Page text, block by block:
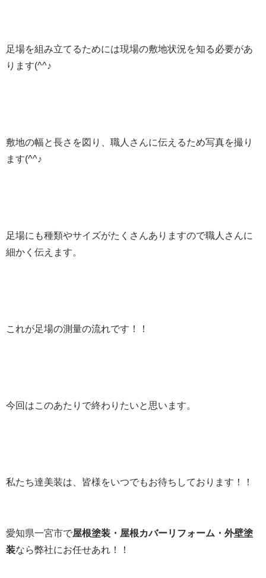
足場を組み立てるためには現場の敷地状況を知る必要があ
ります(^^♪
敷地の幅と長さを図り、職人さんに伝えるため写真を撮り
ます(^^♪
足場にも種類やサイズがたくさんありますので職人さんに
細かく伝えます。
これが足場の測量の流れです！！
今回はこのあたりで終わりたいと思います。
私たち達美装は、皆様をいつでもお待ちしております！！
愛知県一宮市で屋根塗装・屋根カバーリフォーム・外壁塗
装なら弊社にお任せあれ！！